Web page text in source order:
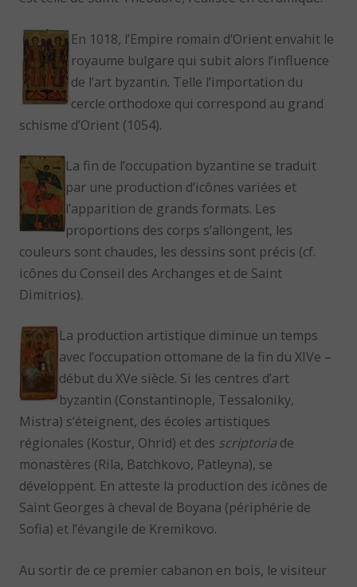
En 1018, l’Empire romain d’Orient envahit le
royaume bulgare qui subit alors l’influence
de l’art byzantin. Telle l’importation du
cercle orthodoxe qui correspond au grand
schisme d’Orient (1054).
La fin de l’occupation byzantine se traduit
par une production d’icônes variées et
l’apparition de grands formats. Les
proportions des corps s’allongent, les
couleurs sont chaudes, les dessins sont précis (cf.
icônes du Conseil des Archanges et de Saint
Dimitrios).
La production artistique diminue un temps
avec l’occupation ottomane de la fin du XIVe –
début du XVe siècle. Si les centres d’art
byzantin (Constantinople, Tessaloniky,
Mistra) s’éteignent, des écoles artistiques
régionales (Kostur, Ohrid) et des scriptoria de
monastères (Rila, Batchkovo, Patleyna), se
développent. En atteste la production des icônes de
Saint Georges à cheval de Boyana (périphérie de
Sofia) et l’évangile de Kremikovo.
Au sortir de ce premier cabanon en bois, le visiteur